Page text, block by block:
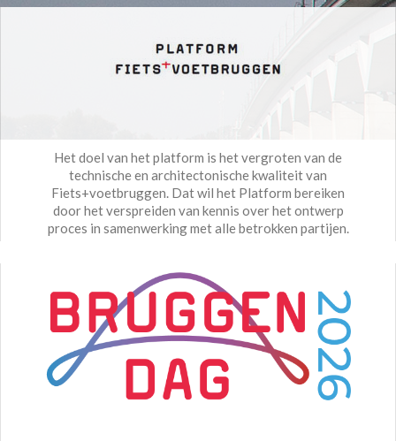
Het doel van het platform is het vergroten van de
technische en architectonische kwaliteit van
Fiets+voetbruggen. Dat wil het Platform bereiken
door het verspreiden van kennis over het ontwerp
proces in samenwerking met alle betrokken partijen.